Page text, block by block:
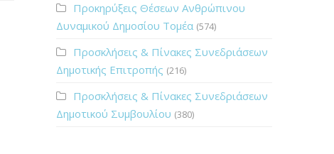
Προκηρύξεις Θέσεων Ανθρώπινου
Δυναμικού Δημοσίου Τομέα (574)
Προσκλήσεις & Πίνακες Συνεδριάσεων
Δημοτικής Επιτροπής (216)
Προσκλήσεις & Πίνακες Συνεδριάσεων
Δημοτικού Συμβουλίου (380)